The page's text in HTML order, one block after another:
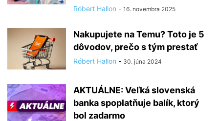
Róbert Hallon - 16. novembra 2025
Nakupujete na Temu? Toto je 5
dôvodov, prečo s tým prestať
Róbert Hallon - 30. júna 2024
AKTUÁLNE: Veľká slovenská
banka spoplatňuje balík, ktorý
bol zadarmo